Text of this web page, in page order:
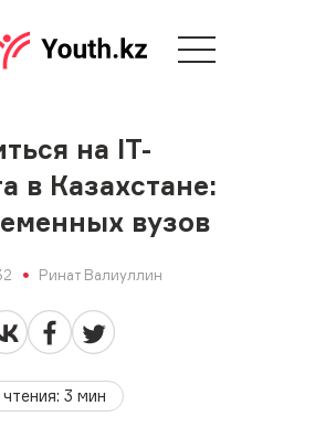
на IT-
в Казахстане:
вузов
Ринат Валиуллин
:3 мин